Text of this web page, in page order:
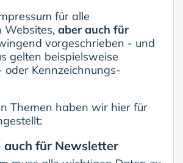
für alle
Websites, aber auch für
vorgeschrieben - und
gelten beispielsweise
oder Kennzeichnungs-
Themen haben wir hier für
auch für Newsletter